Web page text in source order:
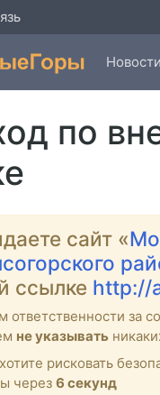
Новости
по
сайт «
ссылке http://
ответственности за
не указывать
рисковать
через 6 секунд